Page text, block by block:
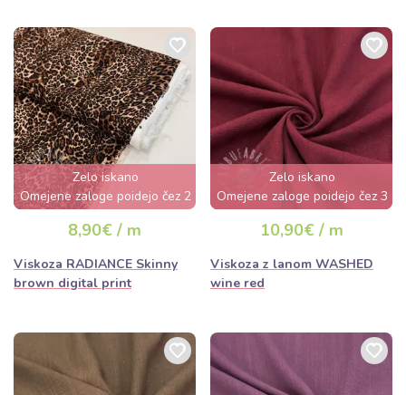
Zelo iskano
Omejene zaloge poidejo čez 2
dni
8,90€ / m
Viskoza RADIANCE Skinny
brown digital print
Zelo iskano
Omejene zaloge poidejo čez 3
dni
10,90€ / m
Viskoza z lanom WASHED
wine red